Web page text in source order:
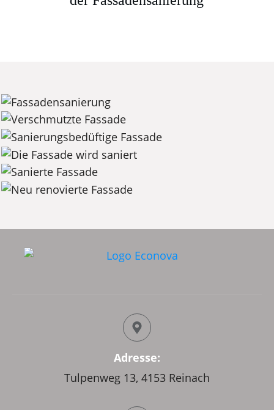
Adresse:
Tulpenweg 13, 4153 Reinach